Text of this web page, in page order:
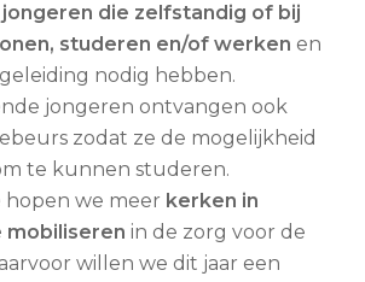
jongeren die zelfstandig of bij
studeren en/of werken en
nodig hebben.
jongeren ontvangen ook
zodat ze de mogelijkheid
te kunnen studeren.
hopen we meer kerken in
mobiliseren in de zorg voor de
willen we dit jaar een